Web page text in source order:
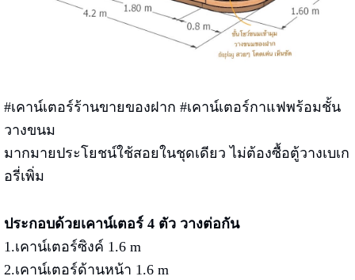
#เคาน์เตอร์ร้านขายของฝาก #เคาน์เตอร์กาแฟพร้อมชั้น
วางขนม
มากมายประโยชน์ใช้สอยในชุดเดียว ไม่ต้องซื้อตู้วางเบเก
อรี่เพิ่ม
ประกอบด้วยเคาน์เตอร์ 4 ตัว วางต่อกัน
1.เคาน์เตอร์ซิงค์ 1.6 m
2.เคาน์เตอร์ด้านหน้า 1.6 m